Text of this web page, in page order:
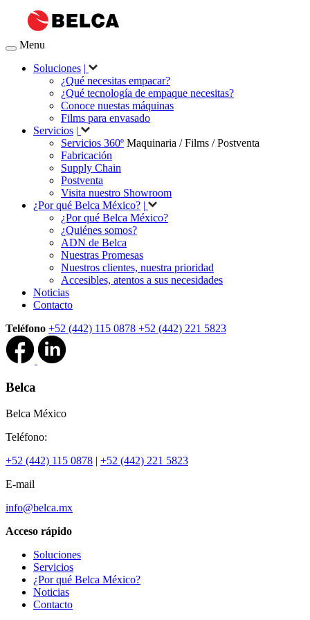
Menu
Soluciones |
¿Qué necesitas empacar?
¿Qué tecnología de empaque necesitas?
Conoce nuestas máquinas
Films para envasado
Servicios |
Servicios 360º Maquinaria / Films / Postventa
Fabricación
Supply Chain
Postventa
Visita nuestro Showroom
¿Por qué Belca México? |
¿Por qué Belca México?
¿Quiénes somos?
ADN de Belca
Nuestras Promesas
Nuestros clientes, nuestra prioridad
Accesibles, atentos a sus necesidades
Noticias
Contacto
Teléfono +52 (442) 115 0878 +52 (442) 221 5823
Belca
Belca México
Teléfono:
+52 (442) 115 0878 | +52 (442) 221 5823
E-mail
info@belca.mx
Acceso rápido
Soluciones
Servicios
¿Por qué Belca México?
Noticias
Contacto